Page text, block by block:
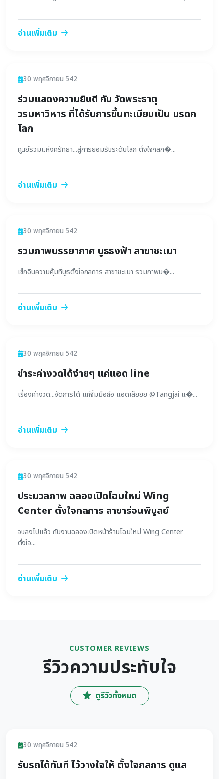
อ่านเพิ่มเติม
ข่าวสาร
30 พฤศจิกายน 542
ร่วมแสดงความยินดี กับ วัดพระธาตุ
วรมหาวิหาร ที่ได้รับการขึ้นทะเบียนเป็น มรดก
โลก
ศูนย์รวมแห่งศรัทธา...สู่การยอมรับระดับโลก ตั้งใจกลก�...
อ่านเพิ่มเติม
ข่าวสาร
30 พฤศจิกายน 542
รวมภาพบรรยากาศ บูธธงฟ้า สาขาชะเมา
เช็กอินความคุ้มที่บูธตั้งใจกลการ สาขาชะเมา รวมภาพบ�...
อ่านเพิ่มเติม
ข่าวสาร
30 พฤศจิกายน 542
ชำระค่างวดได้ง่ายๆ แค่แอด line
เรื่องค่างวด...จัดการได้ แค่จิ้มมือถือ แอดเล๊ยยย @Tangjai แ�...
อ่านเพิ่มเติม
ข่าวสาร
30 พฤศจิกายน 542
ประมวลภาพ ฉลองเปิดโฉมใหม่ Wing
Center ตั้งใจกลการ สาขาร่อนพิบูลย์
จบลงไปแล้ว กับงานฉลองเปิดหน้าร้านโฉมใหม่ Wing Center
ตั้งใจ...
อ่านเพิ่มเติม
CUSTOMER REVIEWS
รีวิวความประทับใจ
ดูรีวิวทั้งหมด
รีวิว
30 พฤศจิกายน 542
รับรถได้ทันที ไว้วางใจให้ ตั้งใจกลการ ดูแล